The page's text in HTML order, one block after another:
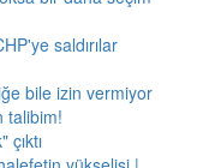
saldırılar
bile izin vermiyor
talibim!